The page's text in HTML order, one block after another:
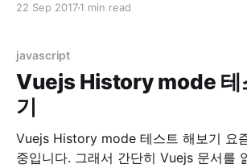
Origin Resource Sharing) 이슈입니다. 환경 현재 시스템
localhost:8082에 떠있는 Web
22 Sep 20171 min read
javascript
Vuejs History mode 테
기
Vuejs History mode 테스트 해보기 요즘 Vuejs를 스터디
중입니다. 그래서 간단히 Vuejs 문서를 읽어 가면서 스터